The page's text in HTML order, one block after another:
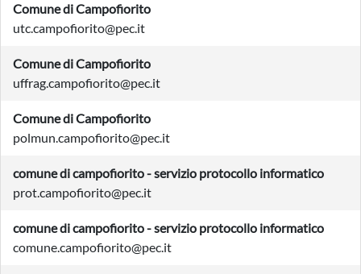
Comune di Campofiorito
utc.campofiorito@pec.it
Comune di Campofiorito
uffrag.campofiorito@pec.it
Comune di Campofiorito
polmun.campofiorito@pec.it
comune di campofiorito - servizio protocollo informatico
prot.campofiorito@pec.it
comune di campofiorito - servizio protocollo informatico
comune.campofiorito@pec.it